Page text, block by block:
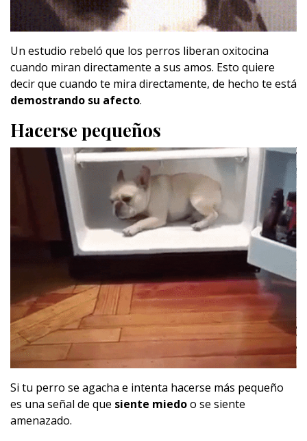
Un estudio rebeló que los perros liberan oxitocina
cuando miran directamente a sus amos. Esto quiere
decir que cuando te mira directamente, de hecho te está
demostrando su afecto.
Hacerse pequeños
Si tu perro se agacha e intenta hacerse más pequeño
es una señal de que siente miedoo se siente
amenazado.